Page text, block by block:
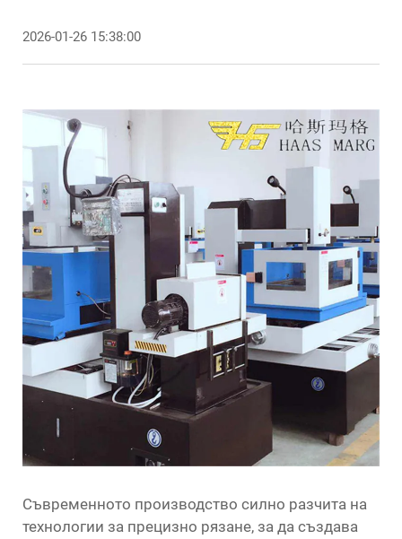
2026-01-26 15:38:00
Съвременното производство силно разчита на
технологии за прецизно рязане, за да създава